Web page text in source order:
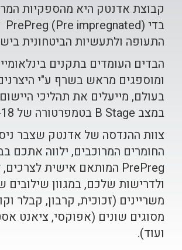
קבוצת אדנטק היא מהספקיות
בדי (Pre impregnated) PrePreg
התעופה ולתעשיות הביטחונית
הבדים העומדים בתקנים
ומוספגים מראש בשרף ע"י
בעולם, מייעלים את תהליכי
במצב B Stage בטמפרטורה של 18- מעלות
צוות ההנדסה של אדנטק שצבר
החומרים המרוכבים, ילווה אתכם
PrePreg המותאם אישית
ולדרישות שלכם, במגוון שילובים
משריינים (זכוכית, קרבון, קבלר
מסוגים שונים (אפוקסי, ציאנט
ועוד).